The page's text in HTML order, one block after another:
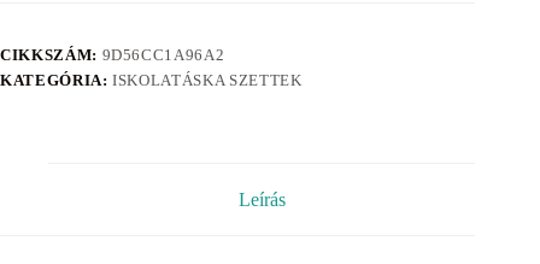
CIKKSZÁM: 9D56CC1A96A2
KATEGÓRIA:ISKOLATÁSKA SZETTEK
Leírás